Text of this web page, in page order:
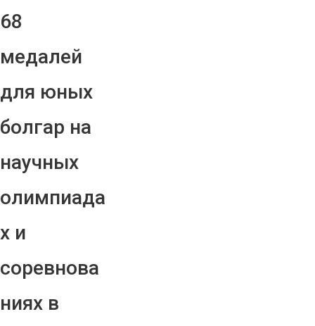
68
медалей
для юных
болгар на
научных
олимпиада
х и
соревнова
ниях в